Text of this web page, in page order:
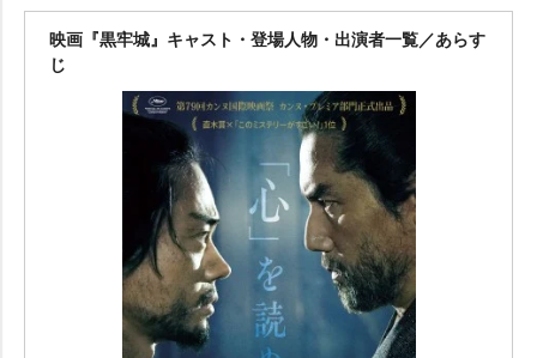
映画『黒牢城』キャスト・登場人物・出演者一覧／あらす
じ